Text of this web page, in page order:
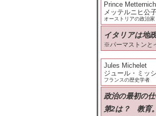
Prince Metternich
メッテルニヒ公
オーストリアの政治家
イタリアは地
※パーマストンと
Jules Michelet
ジュール・ミッ
フランスの歴史学者
政治の最初の
第2は？ 教育。